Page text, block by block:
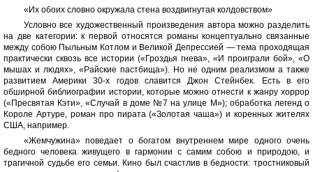
«Их обоих словно окружала стена воздвигнутая колдовством»
Условно все художественный произведения автора можно разделить
на две категории: к первой относятся романы концептуально связанные
между собою Пыльным Котлом и Великой Депрессией — тема проходящая
практически сквозь все истории («Гроздья гнева», «И проиграли бой», «О
мышах и людях», «Райские пастбища»). Но не одним реализмом а также
развитием Америки 30-х годов славится Джон Стейнбек. Есть в его
обширной библиографии истории, которые можно отнести к жанру хоррор
(«Пресвятая Кэти», «Случай в доме №7 на улице М»); обработка легенд о
Короле Артуре, роман про пирата («Золотая чаша») и коренных жителях
США, например.
«Жемчужина» поведает о богатом внутреннем мире одного очень
бедного человека живущего в гармонии с самим собою и природою, и
трагичной судьбе его семьи. Кино был счастлив в бедности: тростниковый